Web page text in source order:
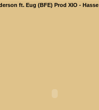
ft. Eug (BFE) Prod XIO - Hasse